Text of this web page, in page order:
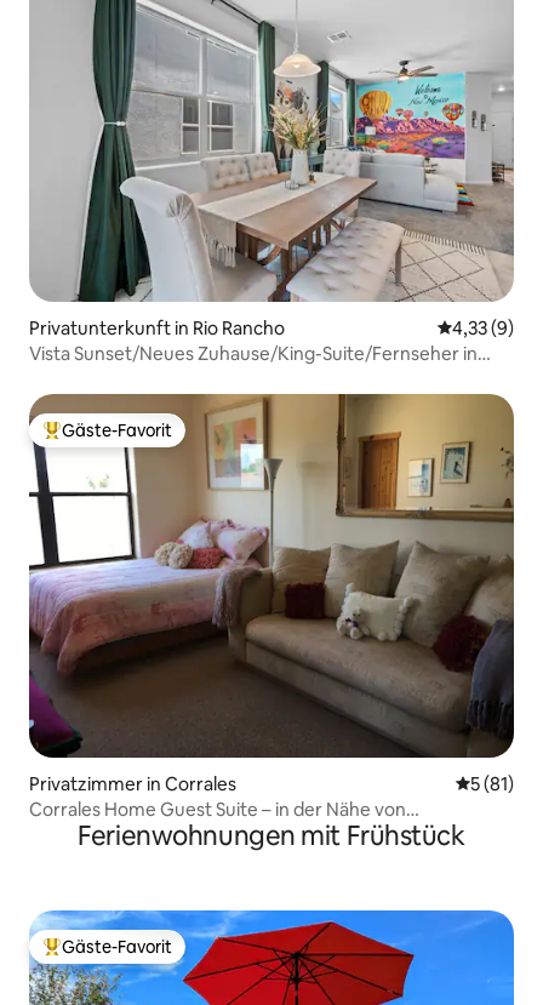
Privatunterkunft in Rio Rancho
4,33 (9)
Vista Sunset/Neues Zuhause/King-Suite/Fernseher in
Beliebter Gäste-Favorit.
Gäste-Favorit
Privatzimmer in Corrales
5 (81)
Corrales Home Guest Suite – in der Nähe von
Albuquerque, NM
Ferienwohnungen mit Frühstück
Beliebter Gäste-Favorit.
Gäste-Favorit